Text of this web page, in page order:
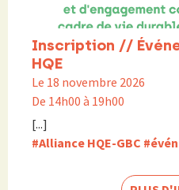
Inscription //
HQE
Le 18 novembre 2026
De 14h00 à 19h00
[...]
#Alliance HQE-GBC